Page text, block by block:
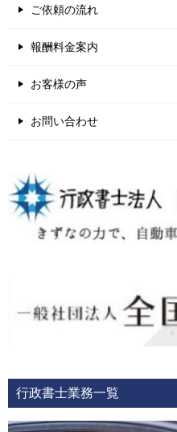
ご依頼の流れ
報酬料金案内
お客様の声
お問い合わせ
行政書士業務一覧